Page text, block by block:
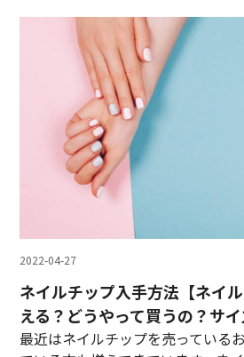
2022-04-27
ネイルチップ入手方法【ネイ
える？どうやって買うの？サイ
最近はネイルチップを売っている